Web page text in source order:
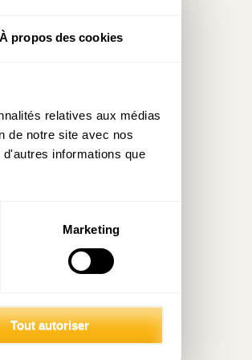
À propos des cookies
relatives aux médias
de notre site avec nos
informations que
Marketing
Tout autoriser
le locataire)
de faibles
une
salaires
une année
de situation
du revenu
à dire à
conséquent